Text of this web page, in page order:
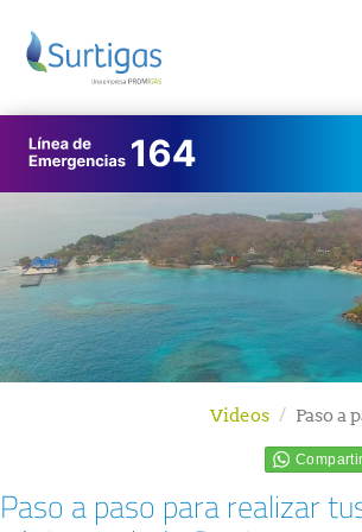
Videos Paso a
Paso a paso para realizar